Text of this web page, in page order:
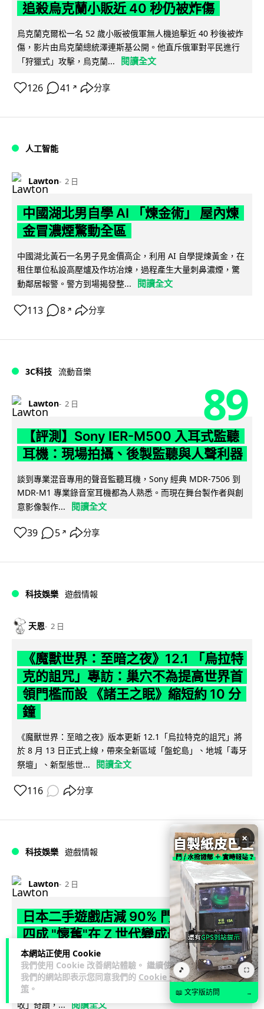
本網站正使用 Cookie
我們使用 Cookie 改善網站體驗。 繼續使用
我們的網站即表示您同意我們的 Cookie 政
策 。
追殺烏克蘭小販近 40 秒仍被炸傷
烏克蘭克爾松一名 52 歲小販被俄軍無人機追擊近 40 秒後被炸
傷，影片由烏克蘭總統澤連斯基公開。他直斥俄軍對平民進行
「狩獵式」攻擊，烏克蘭...
閱讀全文
126 41 ↗ 分享
人工智能
Lawton 2 日
中國湖北男自學 AI 「煉金術」 屋內煉
金冒濃煙驚動全區
中國湖北黃石一名男子見金價高企，利用 AI 自學提煉黃金，在
租住單位私設高壓爐及作坊冶煉，過程產生大量刺鼻濃煙，驚
動鄰居報警。警方到場揭發整...
閱讀全文
113 8 ↗ 分享
3C科技 流動音樂
Lawton 2 日 89
【評測】Sony IER-M500 入耳式監聽
耳機：現場拍攝、後製監聽與人聲利器
談到專業混音專用的聲音監聽耳機，Sony 經典 MDR-7506 到
MDR-M1 專業錄音室耳機都為人熟悉。而現在舞台製作者與創
意影像製作...
閱讀全文
39 5 ↗ 分享
科技娛樂 遊戲情報
天恩 2 日
《魔獸世界：至暗之夜》12.1 「烏拉特
克的詛咒」專訪：巢穴不為提高世界首
領門檻而設 《諸王之眠》縮短約 10 分
鐘
《魔獸世界：至暗之夜》版本更新 12.1「烏拉特克的詛咒」將
於 8 月 13 日正式上線，帶來全新區域「盤蛇島」、地城「毒牙
祭壇」、新型態世...
閱讀全文
116 分享
科技娛樂 遊戲情報
Lawton 2 日
日本二手遊戲店減 90% 門市 業績反增
四成 "懷舊"在 Z 世代變成最潮「新鮮
感」
日本零售巨頭 GEO 將懷舊遊戲銷售門市從 1,000 間大幅減至
99 間，但銷售額卻不降反升至過往的 1.4 倍。做到「減店增
收」奇蹟，... 閱讀全文
×
🎵 ⛶
📖 文字版訪問 →